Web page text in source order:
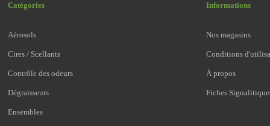
Catégories
Aérosols
Cires / Scellants
Contrôle des odeurs
Dégraisseurs
Ensembles
Informations
Nos magasins
Conditions
À propos
Fiches